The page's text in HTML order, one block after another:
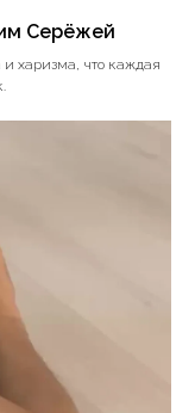
Серёжей
и харизма, что каждая